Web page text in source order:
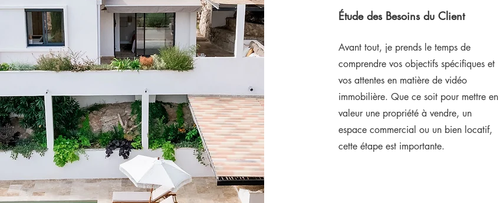
Étude des Besoins du Client
Avant tout, je prends le temps de
comprendre vos objectifs spécifiques et
vos attentes en matière de vidéo
immobilière. Que ce soit pour mettre en
valeur une propriété à vendre, un
espace commercial ou un bien locatif,
cette étape est importante.